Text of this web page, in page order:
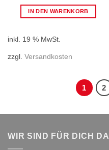
IN DEN WARENKORB
inkl. 19 % MwSt.
zzgl. Versandkosten
1 2
WIR SIND FÜR DICH DA